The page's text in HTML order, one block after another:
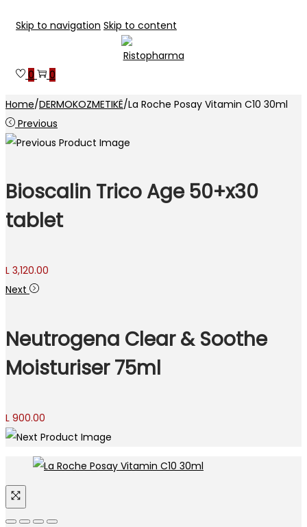
Skip to navigation Skip to content
0 0
Home/DERMOKOZMETIKË/La Roche Posay Vitamin C10 30ml
Previous
Bioscalin Trico Age 50+x30
tablet
L 3,120.00
Next
Neutrogena Clear & Soothe
Moisturiser 75ml
L 900.00